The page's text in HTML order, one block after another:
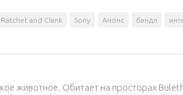
Ratchet and Clank Sony Анонс бандл
животное. Обитает на просторах